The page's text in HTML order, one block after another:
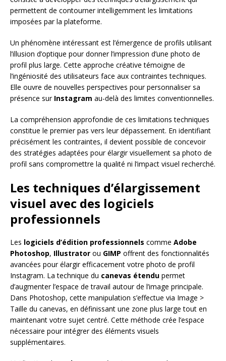
permettent de contourner intelligemment les limitations
imposées par la plateforme.
Un phénomène intéressant est l’émergence de profils utilisant
l’illusion d’optique pour donner l’impression d’une photo de
profil plus large. Cette approche créative témoigne de
l’ingéniosité des utilisateurs face aux contraintes techniques.
Elle ouvre de nouvelles perspectives pour personnaliser sa
présence sur Instagram au-delà des limites conventionnelles.
La compréhension approfondie de ces limitations techniques
constitue le premier pas vers leur dépassement. En identifiant
précisément les contraintes, il devient possible de concevoir
des stratégies adaptées pour élargir visuellement sa photo de
profil sans compromettre la qualité ni l’impact visuel recherché.
Les techniques d’élargissement
visuel avec des logiciels
professionnels
Les logiciels d’édition professionnels comme Adobe
Photoshop, Illustrator ou GIMP offrent des fonctionnalités
avancées pour élargir efficacement votre photo de profil
Instagram. La technique du canevas étendu permet
d’augmenter l’espace de travail autour de l’image principale.
Dans Photoshop, cette manipulation s’effectue via Image >
Taille du canevas, en définissant une zone plus large tout en
maintenant votre sujet centré. Cette méthode crée l’espace
nécessaire pour intégrer des éléments visuels
supplémentaires.